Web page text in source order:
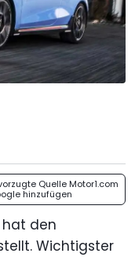
Quelle Motor1.com
hinzufügen
hat den
Wichtigster